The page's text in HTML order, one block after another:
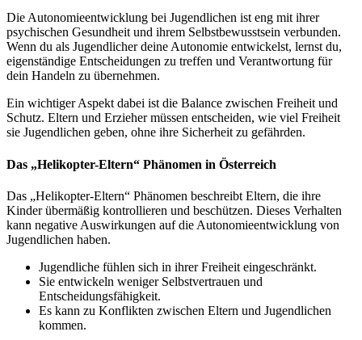
Die Autonomieentwicklung bei Jugendlichen ist eng mit ihrer
psychischen Gesundheit und ihrem Selbstbewusstsein verbunden.
Wenn du als Jugendlicher deine Autonomie entwickelst, lernst du,
eigenständige Entscheidungen zu treffen und Verantwortung für
dein Handeln zu übernehmen.
Ein wichtiger Aspekt dabei ist die Balance zwischen Freiheit und
Schutz. Eltern und Erzieher müssen entscheiden, wie viel Freiheit
sie Jugendlichen geben, ohne ihre Sicherheit zu gefährden.
Das „Helikopter-Eltern“ Phänomen in Österreich
Das „Helikopter-Eltern“ Phänomen beschreibt Eltern, die ihre
Kinder übermäßig kontrollieren und beschützen. Dieses Verhalten
kann negative Auswirkungen auf die Autonomieentwicklung von
Jugendlichen haben.
Jugendliche fühlen sich in ihrer Freiheit eingeschränkt.
Sie entwickeln weniger Selbstvertrauen und
Entscheidungsfähigkeit.
Es kann zu Konflikten zwischen Eltern und Jugendlichen
kommen.